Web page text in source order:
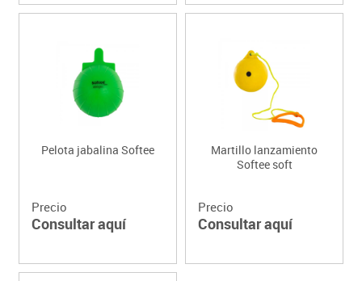
Pelota jabalina Softee
Precio
Consultar aquí
Martillo lanzamiento
Softee soft
Precio
Consultar aquí